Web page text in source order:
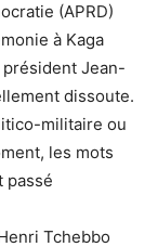
(APRD)
à Kaga
président Jean-
dissoute.
militaire ou
les mots
passé
Tchebbo